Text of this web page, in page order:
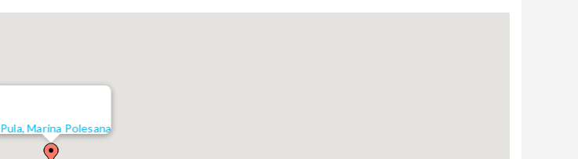
Pula, Marina Polesana